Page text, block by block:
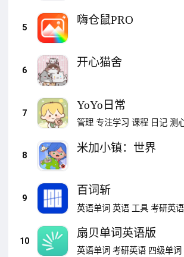
5
嗨仓鼠PRO
6
开心猫舍
7
YoYo日常
管理 专注学习 课程 日记 测
8
米加小镇：世界
9
百词斩
英语单词 英语 工具 考研英语
10
扇贝单词英语版
英语单词 考研英语 四级单词